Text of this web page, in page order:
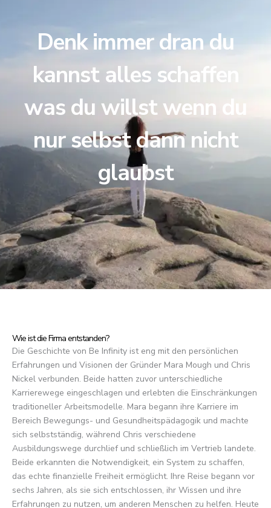
Denk immer dran du
kannst alles schaffen
was du willst wenn du
nur selbst dann nicht
glaubst
Wie ist die Firma entstanden?
Die Geschichte von Be Infinity ist eng mit den persönlichen
Erfahrungen und Visionen der Gründer Mara Mough und Chris
Nickel verbunden. Beide hatten zuvor unterschiedliche
Karrierewege eingeschlagen und erlebten die Einschränkungen
traditioneller Arbeitsmodelle. Mara begann ihre Karriere im
Bereich Bewegungs- und Gesundheitspädagogik und machte
sich selbstständig, während Chris verschiedene
Ausbildungswege durchlief und schließlich im Vertrieb landete.
Beide erkannten die Notwendigkeit, ein System zu schaffen,
das echte finanzielle Freiheit ermöglicht. Ihre Reise begann vor
sechs Jahren, als sie sich entschlossen, ihr Wissen und ihre
Erfahrungen zu nutzen, um anderen Menschen zu helfen. Heute